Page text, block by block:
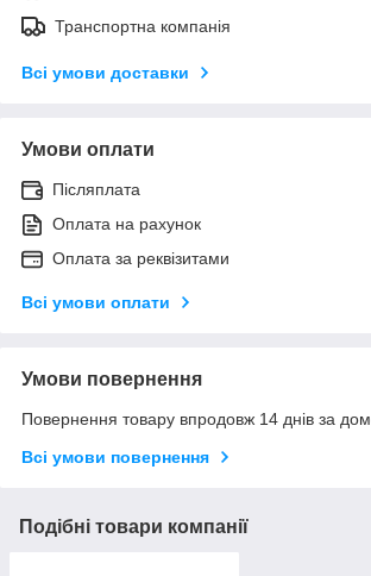
Транспортна компанія
Всі умови доставки
Умови оплати
Післяплата
Оплата на рахунок
Оплата за реквізитами
Всі умови оплати
Умови повернення
Повернення товару впродовж 14 днів за
Всі умови повернення
Подібні товари компанії